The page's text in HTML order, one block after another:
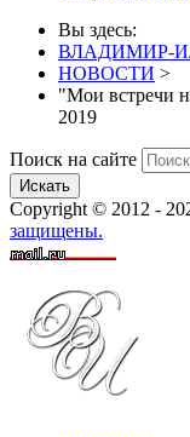
Вы здесь:
ВЛАДИМИР-
НОВОСТИ >
"Мои встречи
2019
Поиск на сайте
Искать
Copyright © 2012 -
защищены.